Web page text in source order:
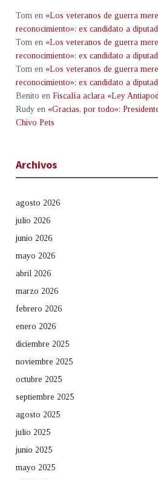
Tom en «Los veteranos de guerra
reconocimiento»: ex candidato a
Tom en «Los veteranos de guerra
reconocimiento»: ex candidato a
Tom en «Los veteranos de guerra
reconocimiento»: ex candidato a
Benito en Fiscalía aclara «Ley
Rudy en «Gracias, por todo»:
Chivo Pets
Archivos
agosto 2026
julio 2026
junio 2026
mayo 2026
abril 2026
marzo 2026
febrero 2026
enero 2026
diciembre 2025
noviembre 2025
octubre 2025
septiembre 2025
agosto 2025
julio 2025
junio 2025
mayo 2025